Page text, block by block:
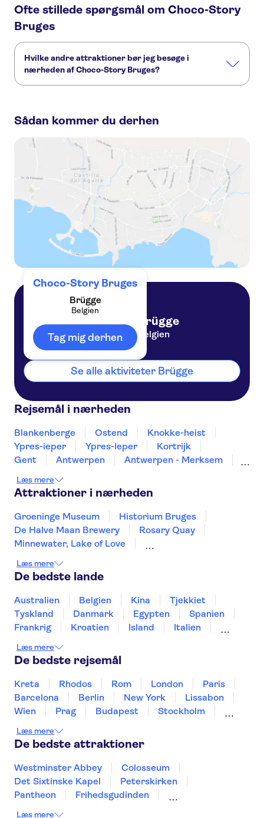
Ofte stillede spørgsmål om Choco-Story
Bruges
Hvilke andre attraktioner bør jeg besøge i
nærheden af Choco-Story Bruges?
Groeninge Museum
Historium Bruges
Minnewater, Lake of Love
Sådan kommer du derhen
Choco-Story Bruges
Brügge
Belgien
Tag mig derhen
Brügge
Belgien
Se alle aktiviteter Brügge
Rejsemål i nærheden
Blankenberge Ostend
Knokke-heist
Ypres-ieper
Ypres-Ieper
Kortrijk
Gent
Antwerpen
Antwerpen - Merksem
Namur
Læs mere
Attraktioner i nærheden
Groeninge Museum
Historium Bruges
De Halve Maan Brewery
Rosary Quay
Minnewater, Lake of Love
Bruxelles Atomium
Cathedral of Our Lady Antwerp
Graslei and Korenlei
Het Steen Castle
Castle Gravensteen
Vrijdagmarkt
Rubens House
Læs mere
De bedste lande
Australien Belgien Kina
Tjekkiet
Tyskland
Danmark Egypten
Spanien
Frankrig
Kroatien Island
Italien
Sverige
Slovenien
Læs mere
De bedste rejsemål
Kreta Rhodos Rom London
Paris
Barcelona
Berlin New York
Lissabon
Wien
Prag Budapest
Stockholm
Aarhus
Helsingborg
Læs mere
De bedste attraktioner
Westminster Abbey
Colosseum
Det Sixtinske Kapel
Peterskirken
Pantheon
Frihedsgudinden
Læs mere